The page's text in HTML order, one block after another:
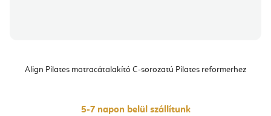
Align Pilates matracátalakító C-sorozatú Pilates reformerhez
5-7 napon belül szállítunk